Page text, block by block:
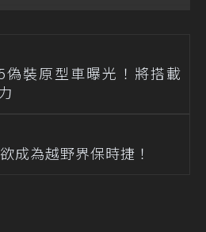
偽裝原型車曝光！將搭載
成為越野界保時捷！